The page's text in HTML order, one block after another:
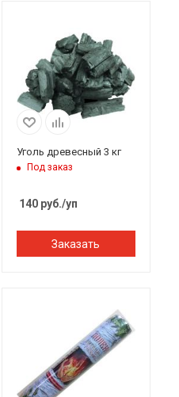
Уголь древесный 3 кг
Под заказ
140руб./уп
Заказать